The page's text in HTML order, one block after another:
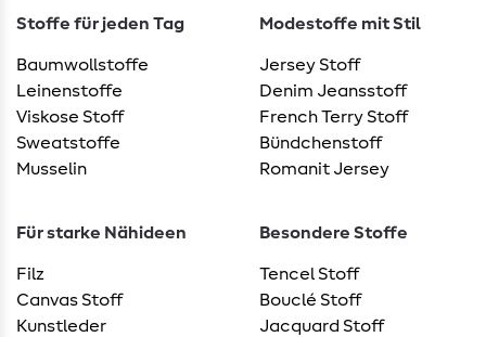
Stoffe für jeden Tag
Baumwollstoffe
Leinenstoffe
Viskose Stoff
Sweatstoffe
Musselin
Modestoffe mit Stil
Jersey Stoff
Denim Jeansstoff
French Terry Stoff
Bündchenstoff
Romanit Jersey
Für starke Nähideen
Filz
Canvas Stoff
Kunstleder
Besondere Stoffe
Tencel Stoff
Bouclé Stoff
Jacquard Stoff